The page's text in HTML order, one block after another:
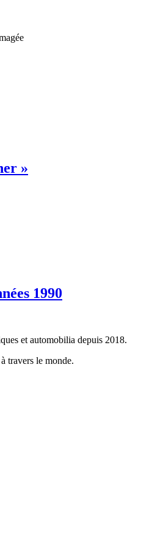
»
1990
et automobilia depuis 2018.
travers le monde.